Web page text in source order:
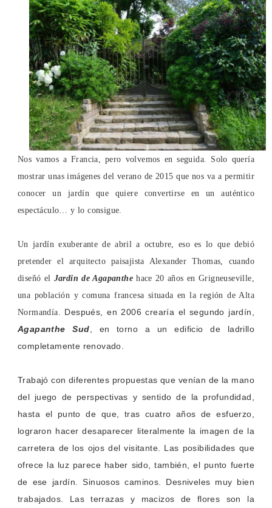
Nos vamos a Francia, pero volvemos en seguida. Solo quería
mostrar unas imágenes del verano de 2015 que nos va a permitir
conocer un jardín que quiere convertirse en un auténtico
espectáculo… y lo consigue.
Un jardín exuberante de abril a octubre, eso es lo que debió
pretender el arquitecto paisajista Alexander Thomas, cuando
diseñó el Jardin de Agapanthehace 20 años en Grigneuseville,
una población y comuna francesa situada en la región de Alta
Normandía. Después, en 2006 crearía el segundo jardín,
Agapanthe Sud , en torno a un edificio de ladrillo
completamente renovado.
Trabajó con diferentes propuestas que venían de la mano
del juego de perspectivas y sentido de la profundidad,
hasta el punto de que, tras cuatro años de esfuerzo,
lograron hacer desaparecer literalmente la imagen de la
carretera de los ojos del visitante. Las posibilidades que
ofrece la luz parece haber sido, también, el punto fuerte
de ese jardín. Sinuosos caminos. Desniveles muy bien
trabajados. Las terrazas y macizos de flores son la